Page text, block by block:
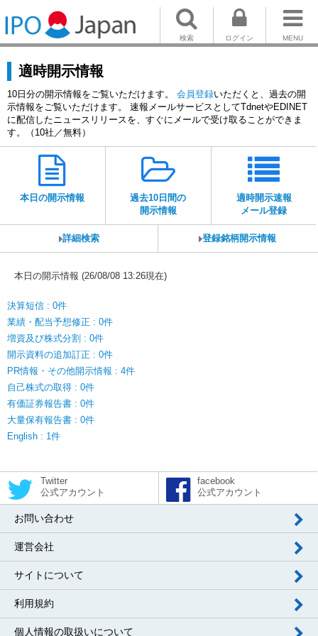
MENU
ログイン
検索
適時開示情報
10日分の開示情報をご覧いただけます。 会員登録いただくと、過去の開
示情報をご覧いただけます。 速報メールサービスとしてTdnetやEDINET
に配信したニュースリリースを、すぐにメールで受け取ることができま
す。（10社／無料）
本日の開示情報
過去10日間の
開示情報
適時開示速報
メール登録
詳細検索 登録銘柄開示情報
本日の開示情報 (26/08/08 13:26現在)
決算短信 : 0件
業績・配当予想修正 : 0件
増資及び株式分割 : 0件
開示資料の追加訂正 : 0件
PR情報・その他開示情報 : 4件
自己株式の取得 : 0件
有価証券報告書 : 0件
大量保有報告書 : 0件
English : 1件
Twitter
公式アカウント
facebook
公式アカウント
お問い合わせ
運営会社
サイトについて
利用規約
個人情報の取扱いについて